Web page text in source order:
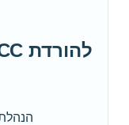
להורדת Photoshop CC